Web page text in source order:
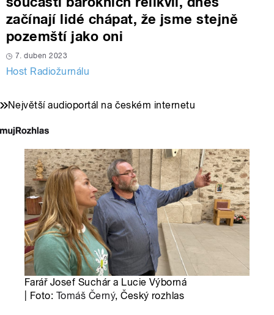
začínají lidé chápat, že jsme stejně
pozemští jako oni
7. duben 2023
Host Radiožurnálu
Největší audioportál na českém internetu
Farář Josef Suchár a Lucie Výborná
| Foto: Tomáš Černý, Český rozhlas